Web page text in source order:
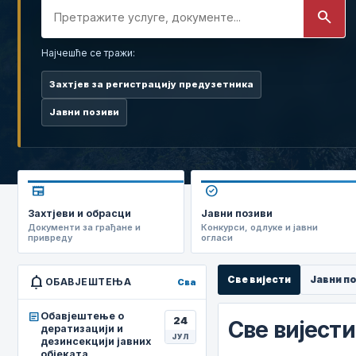
search
Најчешће се тражи:
Захтјев за регистрацију предузетника
Јавни позиви
newspaper
Захтјеви и обрасци
Документи за грађане и
привреду
check_circle
Јавни позиви
Конкурси, одлуке и јавни
огласи
notifications ОБАВЈЕШТЕЊА Сва
article Обавјештење о
дератизацији и
дезинсекцији јавних
24
ЈУЛ
Све вијести Јавни
Све вијести